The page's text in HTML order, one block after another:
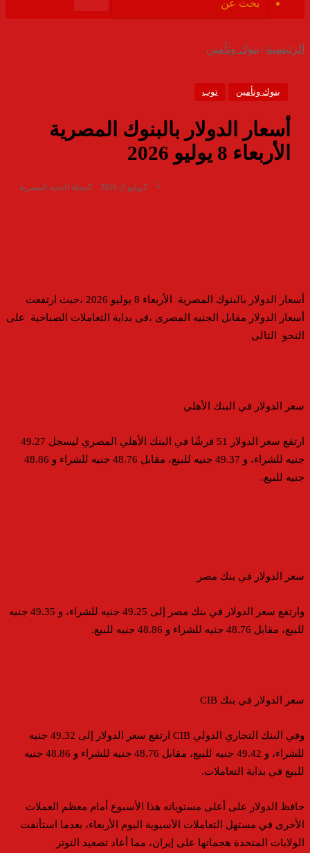
الموقع
الرئيسية / بنوك وتأمين
بنوك وتأمين توب
أسعار الدولار بالبنوك المصرية
الأربعاء 8 يوليو 2026
مجلة النخبة المصرية يوليو 8, 2026 5
أسعار الدولار بالبنوك المصرية الأربعاء 8 يوليو 2026 ،حيث ارتفعت
أسعار الدولار مقابل الجنيه المصرى ،فى بداية التعاملات الصباحية على
النحو التالى
سعر الدولار في البنك الأهلي
ارتفع سعر الدولار 51 قرشًا في البنك الأهلي المصري ليسجل 49.27
جنيه للشراء، و 49.37 جنيه للبيع، مقابل 48.76 جنيه للشراء و 48.86
جنيه للبيع.
سعر الدولار في بنك مصر
وارتفع سعر الدولار في بنك مصر إلى 49.25 جنيه للشراء، و 49.35 جنيه
للبيع، مقابل 48.76 جنيه للشراء و 48.86 جنيه للبيع.
سعر الدولار في بنك CIB
وفي البنك التجاري الدولي CIB ارتفع سعر الدولار إلى 49.32 جنيه
للشراء، و 49.42 جنيه للبيع، مقابل 48.76 جنيه للشراء و 48.86 جنيه
للبيع في بداية التعاملات.
حافظ الدولار على أعلى مستوياته هذا الأسبوع أمام معظم العملات
الأخرى في مستهل التعاملات الآسيوية اليوم الأربعاء، بعدما استأنفت
الولايات المتحدة هجماتها على إيران، مما أعاد تصعيد التوتر